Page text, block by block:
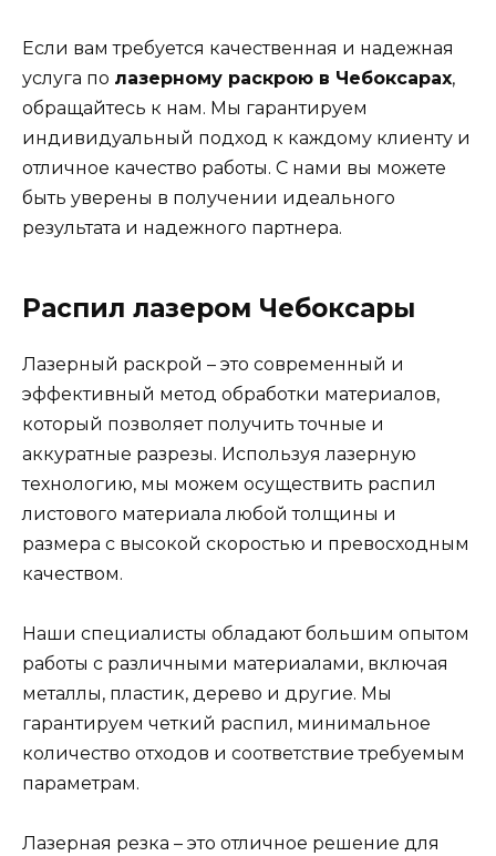
Если вам требуется качественная и надежная
услуга по лазерному раскрою в Чебоксарах,
обращайтесь к нам. Мы гарантируем
индивидуальный подход к каждому клиенту и
отличное качество работы. С нами вы можете
быть уверены в получении идеального
результата и надежного партнера.
Распил лазером Чебоксары
Лазерный раскрой – это современный и
эффективный метод обработки материалов,
который позволяет получить точные и
аккуратные разрезы. Используя лазерную
технологию, мы можем осуществить распил
листового материала любой толщины и
размера с высокой скоростью и превосходным
качеством.
Наши специалисты обладают большим опытом
работы с различными материалами, включая
металлы, пластик, дерево и другие. Мы
гарантируем четкий распил, минимальное
количество отходов и соответствие требуемым
параметрам.
Лазерная резка – это отличное решение для